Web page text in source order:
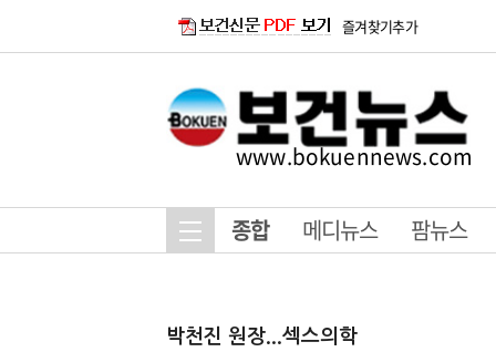
즐겨찾기추가
www.bokuennews.com
종합 메디뉴스 팜뉴스